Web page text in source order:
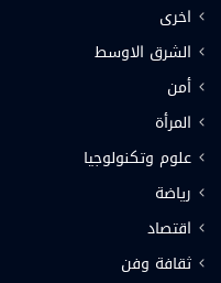
اخرى
الشرق الاوسط
أمن
المرأة
علوم وتكنولوجيا
رياضة
اقتصاد
ثقافة وفن